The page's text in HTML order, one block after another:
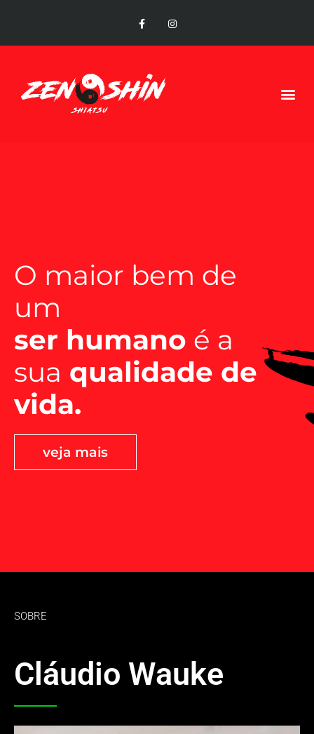
O maior bem de
um
ser humano é a
sua qualidade de
vida.
veja mais
SOBRE
Cláudio Wauke